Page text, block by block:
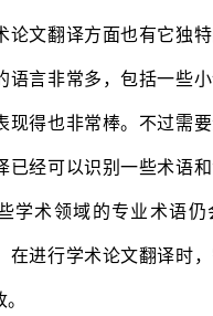
论文翻译方面也有它独
语言非常多，包括一些
现得也非常棒。不过需
已经可以识别一些术语
学术领域的专业术语仍
在进行学术论文翻译时